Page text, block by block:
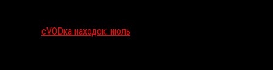
сVODка находок: июль